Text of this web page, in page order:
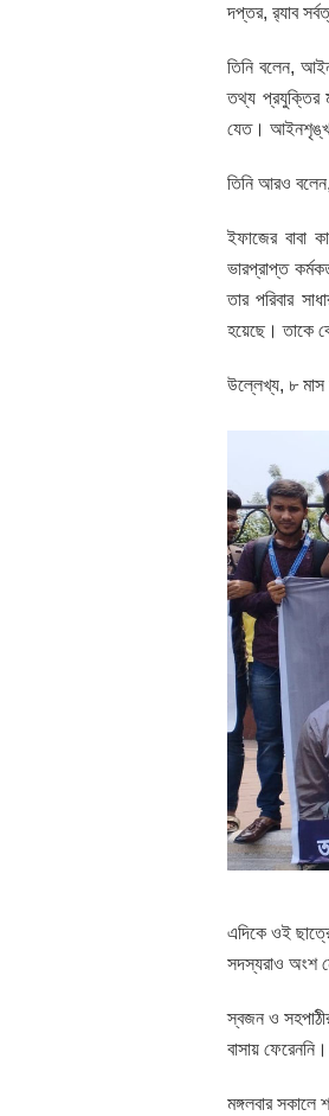
দপ্তর, র‌্যাব
তিনি বলেন,
তথ্য প্রযুক্তির
যেত।
তিনি আরও
ইফাজের বাবা
ভারপ্রাপ্ত
তার পরিবার
হয়েছে। তাকে
উল্লেখ্য, ৮ মাস
এদিকে ওই
সদস্যরাও অংশ
স্বজন ও
বাসায়
মঙ্গলবার সকালে